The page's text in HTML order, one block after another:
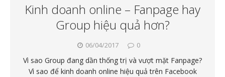
Kinh doanh online – Fanpage hay
Group hiệu quả hơn?
06/04/2017 0
Vì sao Group đang dần thống trị và vượt mặt Fanpage?
Vì sao để kinh doanh online hiệu quả trên Facebook